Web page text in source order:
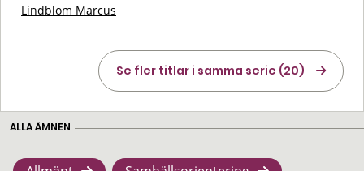
Lindblom Marcus
Se fler titlar i samma serie (20)
ALLA ÄMNEN